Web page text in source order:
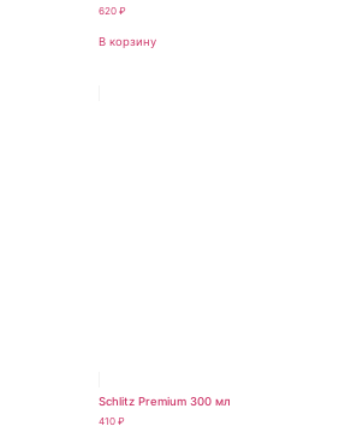
620 ₽
В корзину
Schlitz Premium 300 мл
410 ₽